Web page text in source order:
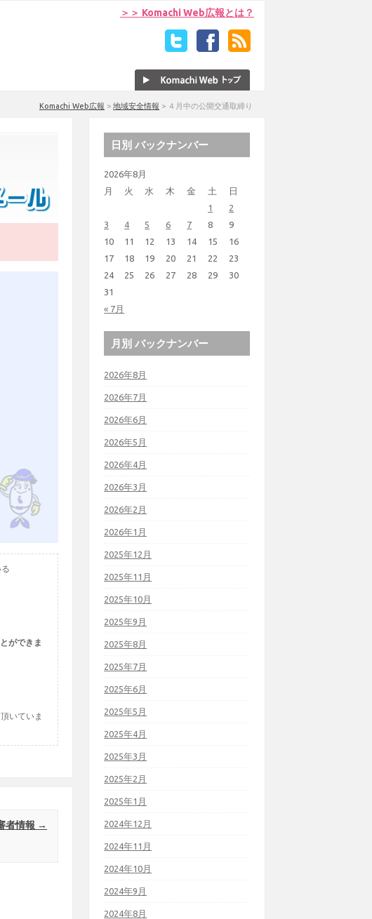
＞＞ Komachi Web広報とは？
Komachi Web広報 > 地域安全情報 > ４月中の公開交通取締り
ができま
いていま
者情報 →
日別 バックナンバー
2026年8月
月
火 水 木 金 土 日
« 7月
1
2
3
4 5 6 7 8
9
10
11 12 13 14 15
16
17
18 19 20 21 22
23
24
25 26 27 28 29
30
31
月別 バックナンバー
2026年8月
2026年7月
2026年6月
2026年5月
2026年4月
2026年3月
2026年2月
2026年1月
2025年12月
2025年11月
2025年10月
2025年9月
2025年8月
2025年7月
2025年6月
2025年5月
2025年4月
2025年3月
2025年2月
2025年1月
2024年12月
2024年11月
2024年10月
2024年9月
2024年8月